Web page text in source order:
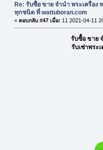
Re: รับซื้อ ขาย จำนำ พระเครื่อง
ทุกชนิด ที่ wattuboran.com
« ตอบกลับ #47 เมื่อ: 11 2021-04-11
รับซื้อ ขาย
รับเช่าพระ